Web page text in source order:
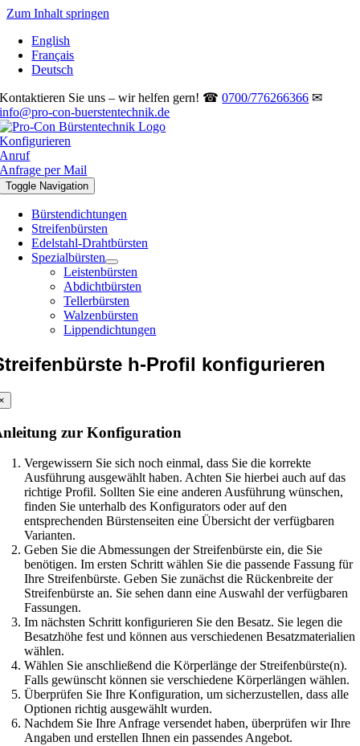
Zum Inhalt springen
English
Français
Deutsch
Kontaktieren Sie uns – wir helfen gern! ☎0700/776266366 ✉
info@pro-con-buerstentechnik.de
Konfigurieren
Anruf
Anfrage per Mail
Toggle Navigation
Bürstendichtungen
Streifenbürsten
Edelstahl-Drahtbürsten
Spezialbürsten
Leistenbürsten
Abdichtbürsten
Tellerbürsten
Walzenbürsten
Lippendichtungen
h-Profil konfigurieren
zur Konfiguration
Vergewissern Sie sich noch einmal, dass Sie die korrekte
Ausführung ausgewählt haben. Achten Sie hierbei auch auf das
richtige Profil. Sollten Sie eine anderen Ausführung wünschen,
finden Sie unterhalb des Konfigurators oder auf den
entsprechenden Bürstenseiten eine Übersicht der verfügbaren
Varianten.
Geben Sie die Abmessungen der Streifenbürste ein, die Sie
benötigen. Im ersten Schritt wählen Sie die passende Fassung für
Ihre Streifenbürste. Geben Sie zunächst die Rückenbreite der
Streifenbürste an. Sie sehen dann eine Auswahl der verfügbaren
Fassungen.
Im nächsten Schritt konfigurieren Sie den Besatz. Sie legen die
Besatzhöhe fest und können aus verschiedenen Besatzmaterialien
wählen.
Wählen Sie anschließend die Körperlänge der Streifenbürste(n).
Falls gewünscht können sie verschiedene Körperlängen wählen.
Überprüfen Sie Ihre Konfiguration, um sicherzustellen, dass alle
Optionen richtig ausgewählt wurden.
Nachdem Sie Ihre Anfrage versendet haben, überprüfen wir Ihre
Angaben und erstellen Ihnen ein passendes Angebot.